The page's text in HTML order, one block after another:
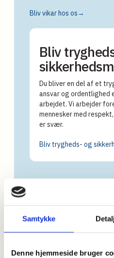
Samtykke
Denne hjemmeside bruger
Bliv vikar hos os→
Bliv
Du bliver en del af et
ansvar og ordentlighed
arbejdet. Vi arbejder
mennesker med
er svær.
Bliv trygheds- og
Vikarer til omsorgs- og
Hos VikarSpecialisten møder